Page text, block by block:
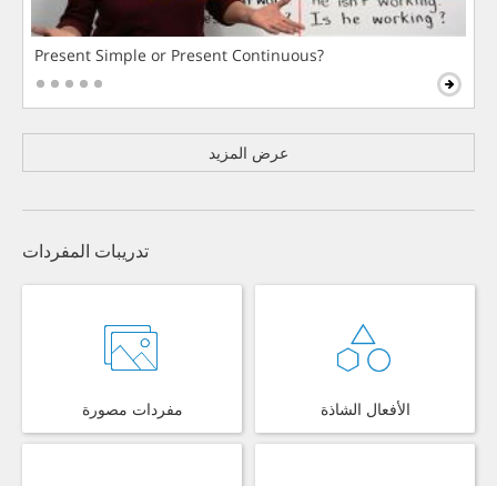
Present Simple or Present Continuous?
عرض المزيد
تدريبات المفردات
مفردات مصورة الأفعال الشاذة